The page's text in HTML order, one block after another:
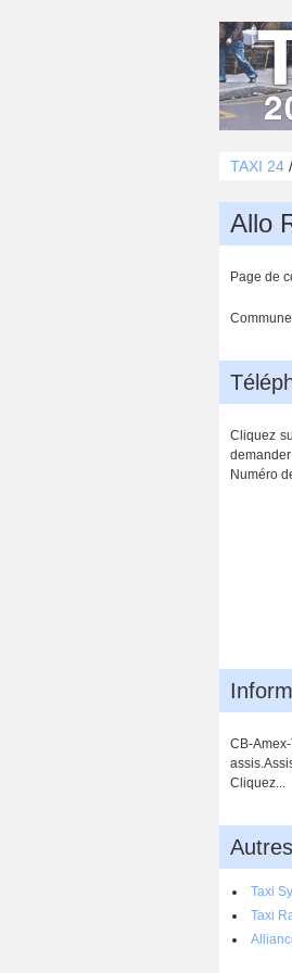
TAXI 24 /
Allo
Page de
Cliquez
Numéro
CB-
Cliquez...
Taxi
Taxi